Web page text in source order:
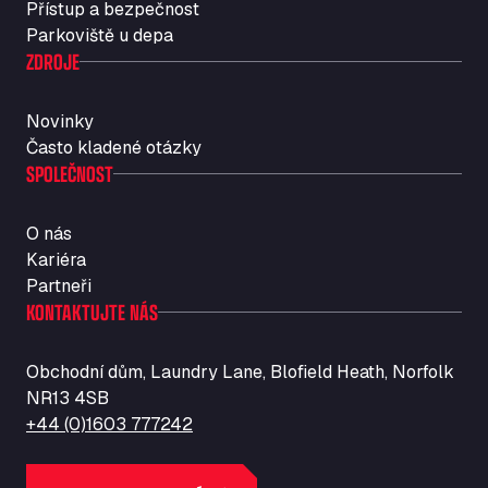
Str. Vigentina, 205 km 5+380, 27010
Autotransit Amann
Auf dem Dreisch 8, 34346
Vasilikos Intersection E90, 46 100
AW Jenkinson Runcorn Truck Parking
Ashville Way, WA7 3EZ
M6 J40, Penrith Industrial Estate, CA11 9EH
Backline Logistics Limited
Hill Barton Business park, EX5 1DR
Ballestas Flores
Ballinluig Services
Ballinluig, PH9 0LG
Bapaume Truck House A1
ZI de la Vallée du Bois EST, 62450
Přístup a bezpečnost
Parkoviště u depa
ZDROJE
Novinky
Často kladené otázky
SPOLEČNOST
O nás
Kariéra
Partneři
KONTAKTUJTE NÁS
Obchodní dům, Laundry Lane, Blofield Heath, Norfolk
NR13 4SB
+44 (0)1603 777242